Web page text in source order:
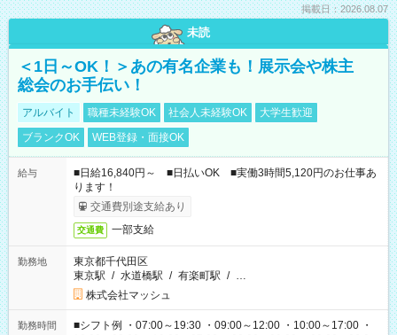
掲載日：2026.08.07
未読
＜1日～OK！＞あの有名企業も！展示会や株主
総会のお手伝い！
アルバイト 職種未経験OK 社会人未経験OK
大学生歓迎
ブランクOK
WEB登録・面接OK
給与
■日給16,840円～ ■日払いOK ■実働3時間5,120円のお仕事あ
ります！
交通費別途支給あり
交通費 一部支給
勤務地
東京都千代田区
東京駅 / 水道橋駅 / 有楽町駅 / …
株式会社マッシュ
勤務時間
■シフト例 ・07:00～19:30 ・09:00～12:00 ・10:00～17:00 ・